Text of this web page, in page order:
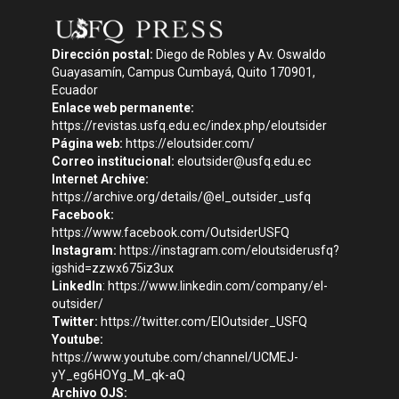
Dirección postal: Diego de Robles y Av. Oswaldo
Guayasamín, Campus Cumbayá, Quito 170901,
Ecuador
Enlace web permanente:
https://revistas.usfq.edu.ec/index.php/eloutsider
Página web: https://eloutsider.com/
Correo institucional: eloutsider@usfq.edu.ec
Internet Archive:
https://archive.org/details/@el_outsider_usfq
Facebook:
https://www.facebook.com/OutsiderUSFQ
Instagram: https://instagram.com/eloutsiderusfq?
igshid=zzwx675iz3ux
LinkedIn: https://www.linkedin.com/company/el-
outsider/
Twitter: https://twitter.com/ElOutsider_USFQ
Youtube:
https://www.youtube.com/channel/UCMEJ-
yY_eg6HOYg_M_qk-aQ
Archivo OJS: